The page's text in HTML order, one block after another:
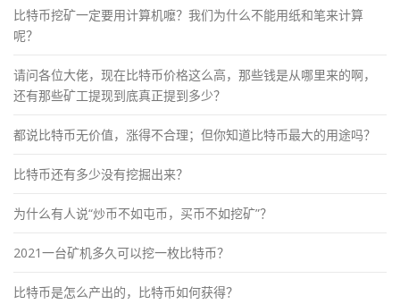
比特币挖矿一定要用计算机嚒？我们为什么不能用纸和笔来计算
呢？
请问各位大佬，现在比特币价格这么高，那些钱是从哪里来的啊，
还有那些矿工提现到底真正提到多少？
都说比特币无价值，涨得不合理；但你知道比特币最大的用途吗？
比特币还有多少没有挖掘出来？
为什么有人说“炒币不如屯币，买币不如挖矿”？
2021一台矿机多久可以挖一枚比特币？
比特币是怎么产出的，比特币如何获得？